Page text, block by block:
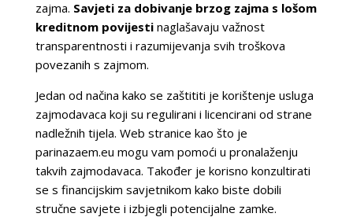
zajma. Savjeti za dobivanje brzog zajma s lošom
kreditnom povijestinaglašavaju važnost
transparentnosti i razumijevanja svih troškova
povezanih s zajmom.
Jedan od načina kako se zaštititi je korištenje usluga
zajmodavaca koji su regulirani i licencirani od strane
nadležnih tijela. Web stranice kao što je
parinazaem.eu mogu vam pomoći u pronalaženju
takvih zajmodavaca. Također je korisno konzultirati
se s financijskim savjetnikom kako biste dobili
stručne savjete i izbjegli potencijalne zamke.